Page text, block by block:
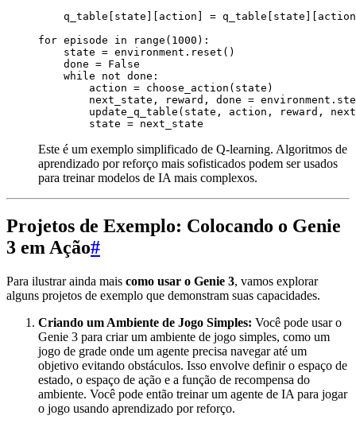
q_table[state][action] =
for episode in range(1000):
    state = environment.reset()
    done = False
    while not done:
        action = choose_action(state)
next_state, reward, done =
update_q_table(state, action, reward,
Este é um exemplo simplificado de Q-learning. Algoritmos de
aprendizado por reforço mais sofisticados podem ser usados
para treinar modelos de IA mais complexos.
Projetos de Exemplo: Colocando o Genie
3 em Ação#
Para ilustrar ainda mais como usar o Genie 3, vamos explorar
alguns projetos de exemplo que demonstram suas capacidades.
Criando um Ambiente de Jogo Simples: Você pode usar o
Genie 3 para criar um ambiente de jogo simples, como um
jogo de grade onde um agente precisa navegar até um
objetivo evitando obstáculos. Isso envolve definir o espaço de
estado, o espaço de ação e a função de recompensa do
ambiente. Você pode então treinar um agente de IA para jogar
o jogo usando aprendizado por reforço.